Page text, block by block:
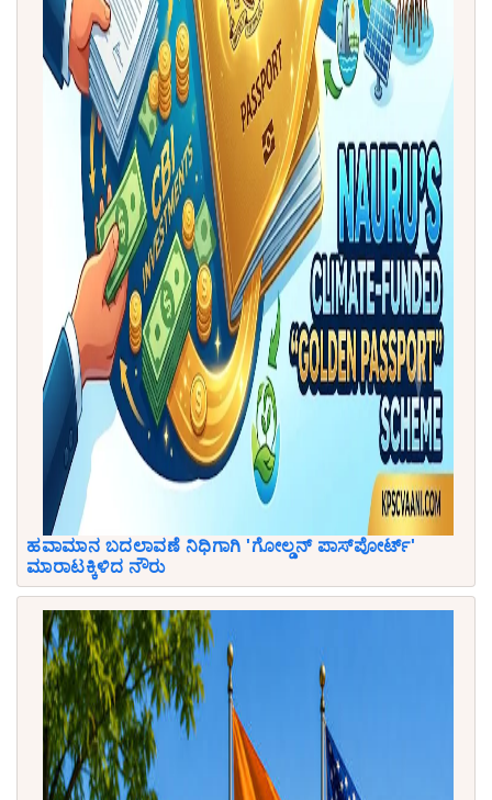
ಹವಾಮಾನ ಬದಲಾವಣೆ ನಿಧಿಗಾಗಿ 'ಗೋಲ್ಡನ್ ಪಾಸ್‌ಪೋರ್ಟ್'
ಮಾರಾಟಕ್ಕಿಳಿದ ನೌರು